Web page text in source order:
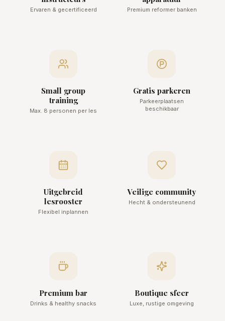
Ervaren & gecertificeerd Premium reformer banken
Small group
training
Max. 8 personen per les
Gratis parkeren
Parkeerplaatsen
beschikbaar
Uitgebreid
lesrooster
Flexibel inplannen
Veilige community
Hecht & ondersteunend
Premium bar
Drinks & healthy snacks
Boutique sfeer
Luxe, rustige omgeving